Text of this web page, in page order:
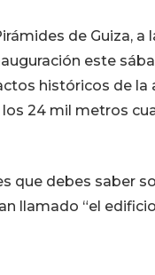
de Guiza, a
este
históricos de la
24 mil metros
que debes saber
llamado “el